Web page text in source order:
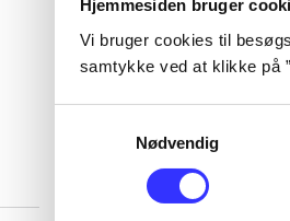
Hjemmesiden bruger
Vi bruger cookies til
samtykke ved at klikke på
Nødvendig
...
...